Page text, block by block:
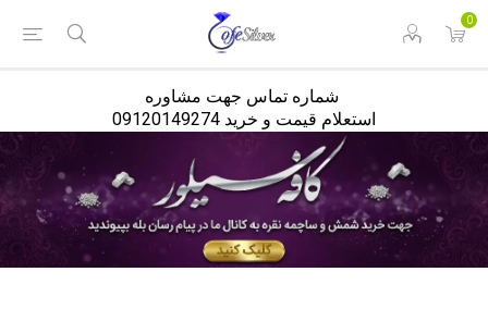
0
استعلام قیمت و خرید 09120149274